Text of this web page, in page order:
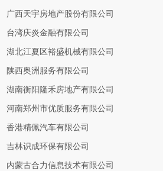
广西天宇房地产股份有限公司
台湾庆炎金融有限公司
湖北江夏区裕盛机械有限公司
陕西奥洲服务有限公司
湖南衡阳隆禾房地产有限公司
河南郑州市优质服务有限公司
香港精佩汽车有限公司
吉林识成环保有限公司
内蒙古合力信息技术有限公司